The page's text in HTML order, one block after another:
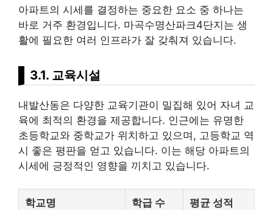
아파트의 시세를 결정하는 중요한 요소 중 하나는
바로 거주 환경입니다. 마곡수명산파크4단지는 생
활에 필요한 여러 인프라가 잘 갖춰져 있습니다.
3.1. 교육시설
내발산동은 다양한 교육기관이 밀집해 있어 자녀 교
육에 최적의 환경을 제공합니다. 인근에는 유명한
초등학교와 중학교가 위치하고 있으며, 고등학교 역
시 좋은 평판을 얻고 있습니다. 이는 해당 아파트의
시세에 긍정적인 영향을 끼치고 있습니다.
학교명 학급 수 평균 성적